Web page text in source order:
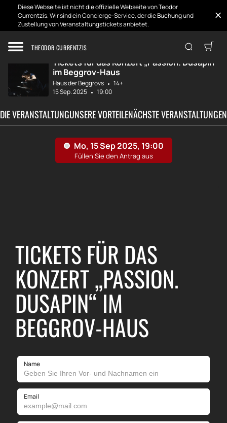
Diese Webseite ist nicht die offizielle Webseite von Teodor
Currentzis. Wir sind ein Concierge-Service, der die Buchung und
Zustellung von Veranstaltungstickets anbietet.
THEODOR CURRENTZIS
Zuhause Entwicklungen
Tickets für das Konzert „Passion. Dusapin“
im Beggrov-Haus
Haus der Beggrovs
14+
15 Sep. 2025
19:00
VERANSTALTUNGUNSERE VORTEILENÄCHSTE VERANSTALTUNGEN
TICKETS FÜR DAS
KONZERT „PASSION.
DUSAPIN“ IM
BEGGROV-HAUS
Name
Email